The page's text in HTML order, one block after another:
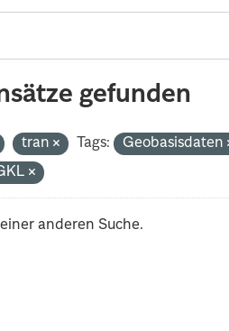
gefunden
tran Tags:
Geobasisdaten
anderen Suche.